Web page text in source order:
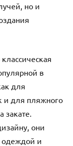
но и
в
для
и для пляжного
они
одеждой и